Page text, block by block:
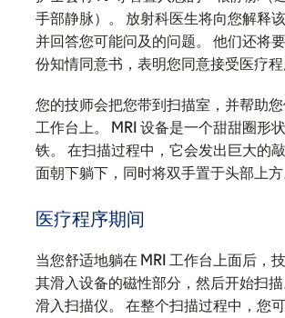
手部静脉）。 放射科医生将向您解释
并回答您可能问及的问题。 他们还将
份知情同意书，表明您同意接受医疗程
您的技师会把您带到扫描室，并帮助
工作台上。 MRI 设备是一个甜甜圈形
铁。 在扫描过程中，它会发出巨大的
面朝下躺下，同时将双手置于头部上方
医疗程序期间
当您舒适地躺在 MRI 工作台上面后，
其滑入设备的磁性部分，然后开始扫
滑入扫描仪。 在整个扫描过程中，您